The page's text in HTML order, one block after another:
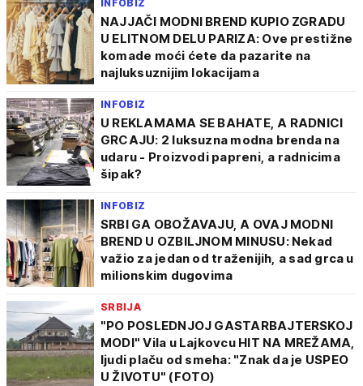
INFOBIZ
NAJJAČI MODNI BREND KUPIO ZGRADU
U ELITNOM DELU PARIZA: Ove prestižne
komade moći ćete da pazarite na
najluksuznijim lokacijama
INFOBIZ
U REKLAMAMA SE BAHATE, A RADNICI
GRCAJU: 2 luksuzna modna brenda na
udaru - Proizvodi papreni, a radnicima
šipak?
INFOBIZ
SRBI GA OBOŽAVAJU, A OVAJ MODNI
BREND U OZBILJNOM MINUSU: Nekad
važio za jedan od traženijih, a sad grca u
milionskim dugovima
SRBIJA
"PO POSLEDNJOJ GASTARBAJTERSKOJ
MODI" Vila u Lajkovcu HIT NA MREŽAMA,
ljudi plaču od smeha: "Znak da je USPEO
U ŽIVOTU" (FOTO)